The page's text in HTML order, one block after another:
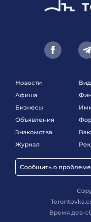
Новости
Афиша
Бизнесы
Объявления
Знакомства
Журнал
Сообщить о проблеме
Время дев-